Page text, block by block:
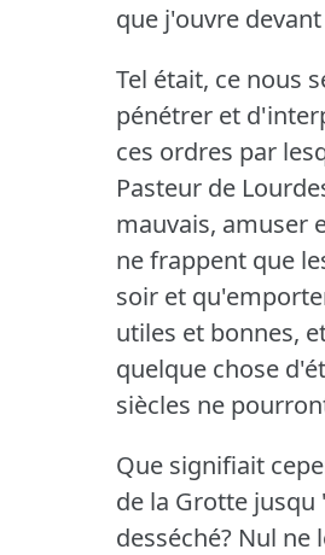
que j'ouvre
Tel était, ce nous
pénétrer et
ces ordres par
Pasteur de
mauvais, amuser
ne frappent que
soir et
utiles et bonnes,
quelque chose
siècles ne
Que signifiait
de la Grotte
desséché? Nul ne